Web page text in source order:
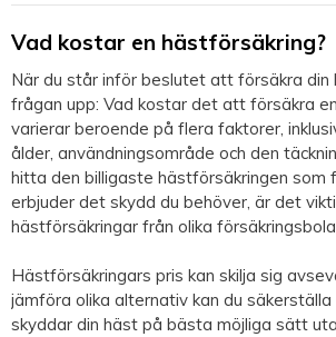
Vad kostar en hästförsäkring?
När du står inför beslutet att försäkra din
frågan upp: Vad kostar det att försäkra
varierar beroende på flera faktorer,
ålder, användningsområde och den
hitta den billigaste hästförsäkringen som
erbjuder det skydd du behöver, är det
hästförsäkringar från olika
Hästförsäkringars pris kan skilja sig
jämföra olika alternativ kan du
skyddar din häst på bästa möjliga sätt